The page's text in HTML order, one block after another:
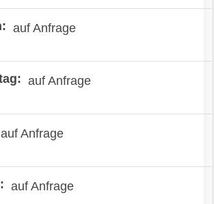
auf Anfrage
auf Anfrage
auf Anfrage
auf Anfrage